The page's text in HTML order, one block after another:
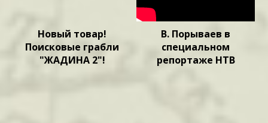
Новый товар!
Поисковые грабли
"ЖАДИНА 2"!
В. Порываев в
специальном
репортаже НТВ